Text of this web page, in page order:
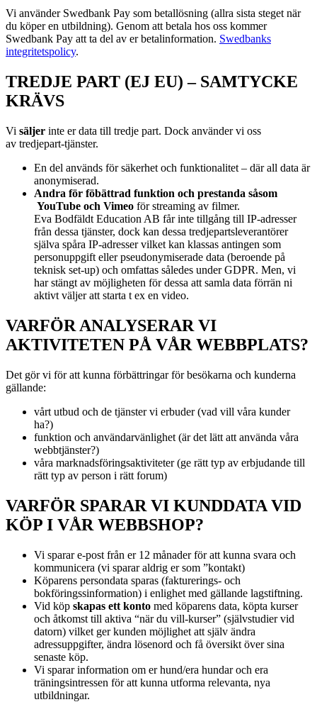
Vi använder Swedbank Pay som betallösning (allra sista steget när
du köper en utbildning). Genom att betala hos oss kommer
Swedbank Pay att ta del av er betalinformation. Swedbanks
integritetspolicy.
TREDJE PART (EJ EU) – SAMTYCKE
KRÄVS
Vi säljer inte er data till tredje part. Dock använder vi oss
av tredjepart-tjänster.
En del används för säkerhet och funktionalitet – där all data är
anonymiserad.
Andra för föbättrad funktion och prestanda såsom
YouTube och Vimeo för streaming av filmer.
Eva Bodfäldt Education AB får inte tillgång till IP-adresser
från dessa tjänster, dock kan dessa tredjepartsleverantörer
själva spåra IP-adresser vilket kan klassas antingen som
personuppgift eller pseudonymiserade data (beroende på
teknisk set-up) och omfattas således under GDPR. Men, vi
har stängt av möjligheten för dessa att samla data förrän ni
aktivt väljer att starta t ex en video.
VARFÖR ANALYSERAR VI
AKTIVITETEN PÅ VÅR WEBBPLATS?
Det gör vi för att kunna förbättringar för besökarna och kunderna
gällande:
vårt utbud och de tjänster vi erbuder (vad vill våra kunder
ha?)
funktion och användarvänlighet (är det lätt att använda våra
webbtjänster?)
våra marknadsföringsaktiviteter (ge rätt typ av erbjudande till
rätt typ av person i rätt forum)
VARFÖR SPARAR VI KUNDDATA VID
KÖP I VÅR WEBBSHOP?
Vi sparar e-post från er 12 månader för att kunna svara och
kommunicera (vi sparar aldrig er som ”kontakt)
Köparens persondata sparas (fakturerings- och
bokföringssinformation) i enlighet med gällande lagstiftning.
Vid köp skapas ett konto med köparens data, köpta kurser
och åtkomst till aktiva “när du vill-kurser” (självstudier vid
datorn) vilket ger kunden möjlighet att själv ändra
adressuppgifter, ändra lösenord och få översikt över sina
senaste köp.
Vi sparar information om er hund/era hundar och era
träningsintressen för att kunna utforma relevanta, nya
utbildningar.